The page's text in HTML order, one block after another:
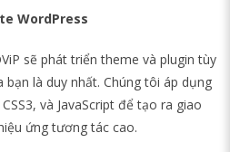
WordPress
sẽ phát triển theme và plugin tùy
là duy nhất. Chúng tôi áp dụng
và JavaScript để tạo ra giao
ứng tương tác cao.